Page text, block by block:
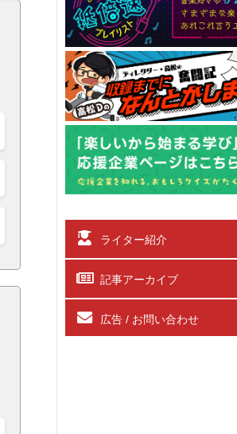
ライター紹介
記事アーカイブ
広告 / お問い合わせ